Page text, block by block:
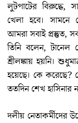
লুটপাটের বিরুদ্ধে,
খেলা হবে। সামনে
আমরা সবাই প্রস্তুত,
তিনি বলেন, টানেল
শ্রীলঙ্কায় হয়নি।
হয়েছে। কে করেছে?
ততদিন শেখ হাসিনার
দলীয় নেতাকর্মীদের